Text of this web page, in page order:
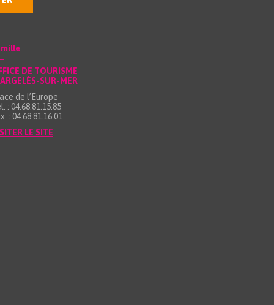
DE TOURISME
SUR-MER
de l’Europe
: 04.68.81.15.85
: 04.68.81.16.01
LE SITE